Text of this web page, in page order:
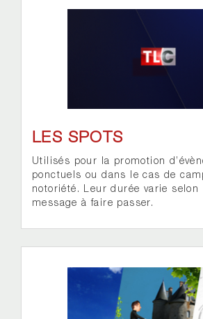
LES SPOTS
Utilisés pour la promotion
ponctuels ou dans le cas de
notoriété. Leur durée varie selon
message à faire passer.